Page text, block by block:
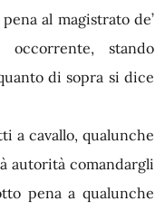
al magistrato de’
stando
di sopra si dice
a cavallo, qualunche
autorità comandargli
pena a qualunche